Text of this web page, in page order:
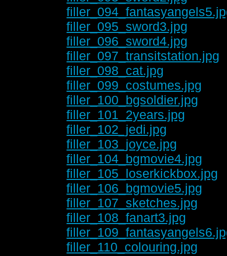
filler_095_sword3.jpg
filler_096_sword4.jpg
filler_097_transitstation.jpg
filler_098_cat.jpg
filler_099_costumes.jpg
filler_100_bgsoldier.jpg
filler_101_2years.jpg
filler_102_jedi.jpg
filler_103_joyce.jpg
filler_104_bgmovie4.jpg
filler_105_loserkickbox.jpg
filler_106_bgmovie5.jpg
filler_107_sketches.jpg
filler_108_fanart3.jpg
filler_110_colouring.jpg